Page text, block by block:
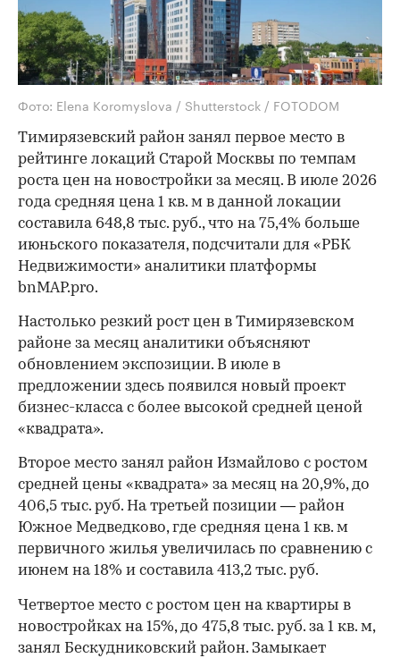
Фото: Elena Koromyslova / Shutterstock / FOTODOM
Тимирязевский район занял первое место в
рейтинге локаций Старой Москвы по темпам
роста цен на новостройки за месяц. В июле 2026
года средняя цена 1 кв. м в данной локации
составила 648,8 тыс. руб., что на 75,4% больше
июньского показателя, подсчитали для «РБК
Недвижимости» аналитики платформы
bnMAP.pro.
Настолько резкий рост цен в Тимирязевском
районе за месяц аналитики объясняют
обновлением экспозиции. В июле в
предложении здесь появился новый проект
бизнес-класса с более высокой средней ценой
«квадрата».
Второе место занял район Измайлово с ростом
средней цены «квадрата» за месяц на 20,9%, до
406,5 тыс. руб. На третьей позиции — район
Южное Медведково, где средняя цена 1 кв. м
первичного жилья увеличилась по сравнению с
июнем на 18% и составила 413,2 тыс. руб.
Четвертое место с ростом цен на квартиры в
новостройках на 15%, до 475,8 тыс. руб. за 1 кв. м,
занял Бескудниковский район. Замыкает